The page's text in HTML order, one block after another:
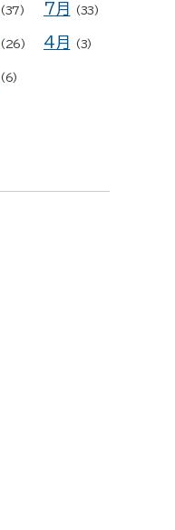
(37) 7月 (33)
(26) 4月 (3)
(6)